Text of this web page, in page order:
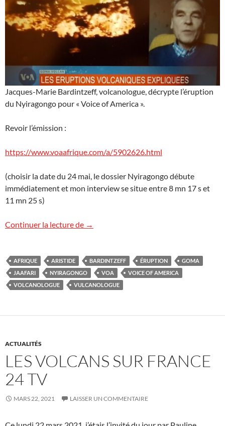
Jacques-Marie Bardintzeff, volcanologue, décrypte l’éruption
du Nyiragongo pour « Voice of America ».
Revoir l’émission :
https://www.voaafrique.com/a/5902626.html
(choisir la date du 24 mai, le dossier Nyiragongo débute
immédiatement et mon interview se situe entre 8 mn 17 s et
11 mn 25 s)
Continuer la lecture de Voice of America (VOA) : l’éruption du
→
AFRIQUE ARISTIDE BARDINTZEFF ÉRUPTION
GOMA
JAAFARI
NYIRAGONGO VOA
VOICE OF AMERICA
VOLCANOLOGUE
VULCANOLOGUE
ACTUALITÉS
LES VOLCANS SUR FRANCE
24 TV
MARS 22, 2021 LAISSER UN COMMENTAIRE